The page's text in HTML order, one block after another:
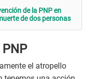
de la PNP en
de dos personas
el atropello